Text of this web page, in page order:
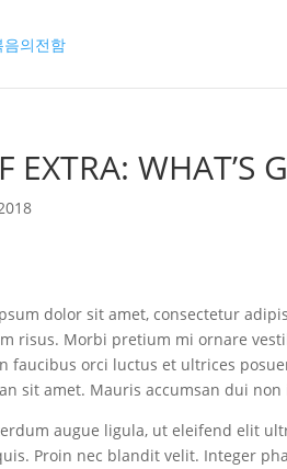
EXTRA: WHAT’S
dolor sit amet, consectetur
risus. Morbi pretium mi ornare
faucibus orci luctus et ultrices
sit amet. Mauris accumsan dui
augue ligula, ut eleifend elit
Proin nec blandit velit. Integer